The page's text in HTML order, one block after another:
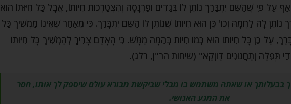
עַל פִּי שֶׁהַשֵּׁם יִתְבָּרַךְ נוֹתֵן לוֹ בְּגָדִים וּפַרְנָסָה וְהִצְטָרְכוּת חִיּוּתוֹ, אֲבָל כָּל חִיּוּתוֹ הוּא
לָהּ לַחְמָהּ וְכוּ' כֵּן הוּא חִיּוּתוֹ שֶׁנּוֹתֵן לוֹ הַשֵּׁם יִתְבָּרַךְ. כִּי מֵאַחַר שֶׁאֵינוֹ מַמְשִׁיךְ כָּל
עַל כֵּן כָּל חִיּוּתוֹ הוּא כְּמוֹ חִיּוּת בְּהֵמָה מַמָּשׁ. כִּי הָאָדָם צָרִיךְ לְהַמְשִׁיךְ כָּל חִיּוּתוֹ
תְּפִלָּה וְתַחֲנוּנִים דַּווְקָא" (שיחות הר"ן, רלג).
בבעלותך או שאתה משתמש בו מבלי שביקשת מבורא עולם שיספק לך אותו, חסר
את המגע האנושי.